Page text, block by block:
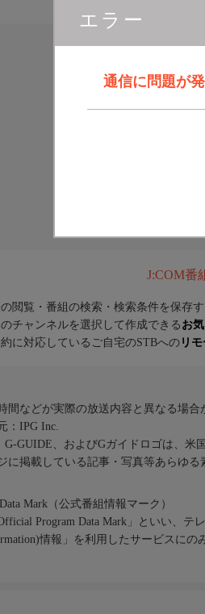
エラー
通信に問題が
J:COM番
閲覧・番組の検索・検索条件を保存
チャンネルを選択して作成できる お
に対応しているご自宅のSTBへの リ
間などが実際の放送内容と異なる場合
：IPG Inc.
G-GUIDE、およびGガイドロゴは、米
に掲載している記事・写真等あらゆる
Mark（公式番組情報マーク）
Program Data Mark」といい、テ
情報」を利用したサービスにの